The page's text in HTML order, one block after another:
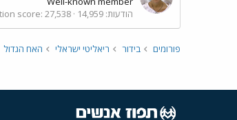
הודעות 14,959
score 27,538
פורומים בידור ריאליטי ישראלי האח הגדול